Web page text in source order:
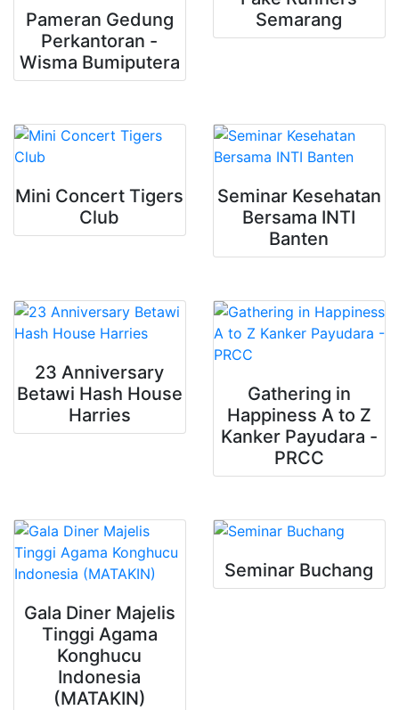
Pameran Gedung
Perkantoran -
Wisma Bumiputera
Semarang
Mini Concert Tigers
Club
Seminar Kesehatan
Bersama INTI
Banten
23 Anniversary
Betawi Hash House
Harries
Gathering in
Happiness A to Z
Kanker Payudara -
PRCC
Gala Diner Majelis
Tinggi Agama
Konghucu
Indonesia
(MATAKIN)
Seminar Buchang